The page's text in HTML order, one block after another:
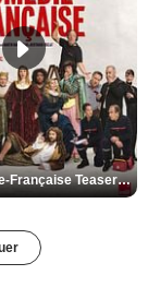
De la Comédie-Française Teaser VF